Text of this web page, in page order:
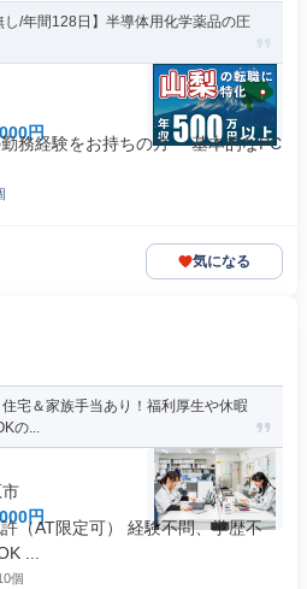
/年間128日】半導体用化学薬品の圧
円
務経験をお持ちの方 ・基本的なPC
気になる
宅＆家族手当あり！福利厚生や休暇
の...
円
（AT限定可） 経験不問、学歴不
...
個